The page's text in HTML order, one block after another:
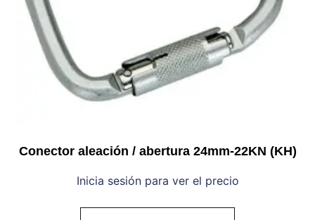
Conector aleación / abertura 24mm-22KN (KH)
Inicia sesión para ver el precio